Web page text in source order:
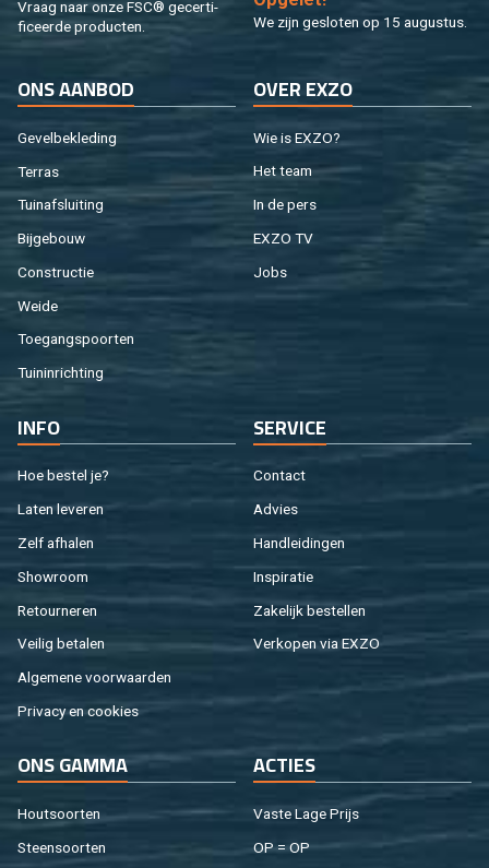
Vraag naar onze FSC® ge­cer­ti­
fi­ceer­de pro­duc­ten.
We zijn ge­slo­ten op 15 au­gus­tus.
ONS AAN­BOD
Ge­vel­be­kle­ding
Ter­ras
Tuin­af­slui­ting
Bij­ge­bouw
Con­struc­tie
Weide
Toe­gangs­poor­ten
Tuin­in­rich­ting
OVER EXZO
Wie is EXZO?
Het team
In de pers
EXZO TV
Jobs
INFO
Hoe be­stel je?
Laten le­ve­ren
Zelf af­ha­len
Show­room
Re­tour­ne­ren
Vei­lig be­ta­len
Al­ge­me­ne voor­waar­den
Pri­va­cy en coo­kies
SER­VI­CE
Con­tact
Ad­vies
Hand­lei­din­gen
In­spi­ra­tie
Za­ke­lijk be­stel­len
Ver­ko­pen via EXZO
ONS GAMMA
Hout­soor­ten
Steen­soor­ten
AC­TIES
Vaste Lage Prijs
OP = OP